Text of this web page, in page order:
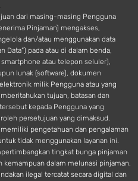
dari masing-masing Pengguna
Pinjaman) mengakses,
dan/atau menggunakan data
Data”) pada atau di dalam benda,
atau telepon seluler),
lunak (software), dokumen
milik Pengguna atau yang
tujuan, batasan dan
kepada Pengguna yang
persetujuan yang dimaksud.
pengetahuan dan pengalaman
tidak menggunakan layanan ini.
tingkat bunga pinjaman
kemampuan dalam melunasi pinjaman.
ilegal tercatat secara digital dan